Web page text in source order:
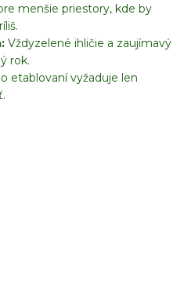
menšie priestory, kde by
Vždyzelené ihličie a zaujímavý
rok.
etablovaní vyžaduje len